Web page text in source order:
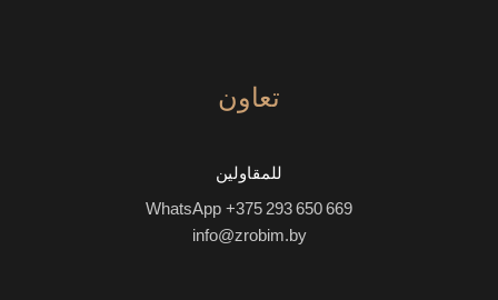
تعاون
للمقاولين
WhatsApp +375 293 650 669
info@zrobim.by